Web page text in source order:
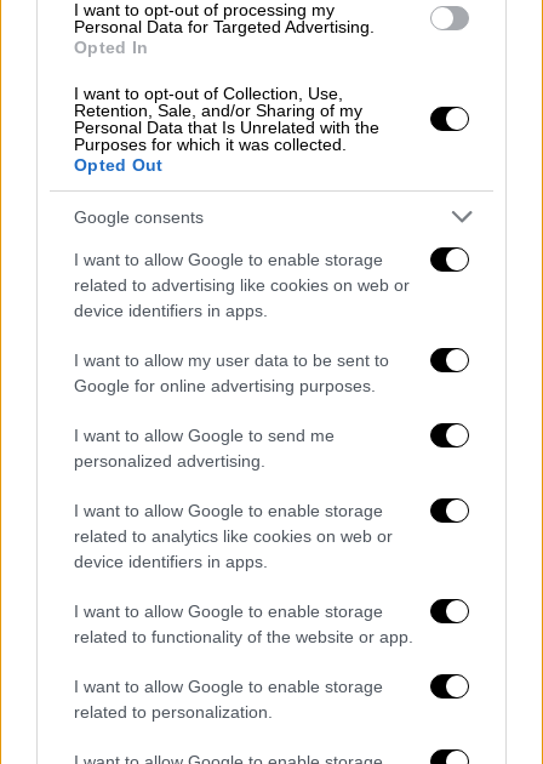
I want to opt-out of processing my
Personal Data for Targeted Advertising.
Opted In
I want to opt-out of Collection, Use,
Retention, Sale, and/or Sharing of my
Personal Data that Is Unrelated with the
Purposes for which it was collected.
Opted Out
Google consents
I want to allow Google to enable storage
related to advertising like cookies on web or
device identifiers in apps.
I want to allow my user data to be sent to
Google for online advertising purposes.
I want to allow Google to send me
personalized advertising.
I want to allow Google to enable storage
related to analytics like cookies on web or
device identifiers in apps.
I want to allow Google to enable storage
related to functionality of the website or app.
I want to allow Google to enable storage
related to personalization.
που υπάρχουν στην περιοχή μας. Θα φέρει
επίσης πολλά χιόνια και σε χαμηλά
Όπως τονίζει ο μετεωρολόγος: «Δενθα
κρατήσει όμως πολύ ο ανοιξιάτικος αυτός ο
χιονιάς. Αναμένουμε την κορύφωσή του την
Τετάρτη και από την
στη συνέχεια η
αέρια αυτή πολική μάζα θα συνεχίσει το
ταξίδι της προς την περιοχή της Τουρκίας
επιστρέφει το άλλο Σαββατοκύριακο.
Χρεώνουν τον ΕΟΠΥΥ με χιλιάδες
«μαϊμού» αξονικές και μαγνητικές -
Εντολή Πλεύρη για σαρωτικούς
ελέγχους
Φωτιά σε εστιατόριο στη Νέα Σμύρνη:
Μαρτυρία υπαλλήλου για εμπρησμό -
Απεγκλωβίστηκε ένα μωράκι, στο
νοσοκομείο ένας άνδρας
Νερό από… χρυσάφι στο Λαγκαδά:
«Έπνιξαν» τους κατοίκους οι